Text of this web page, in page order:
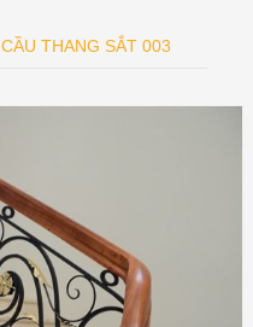
CẦU THANG SẮT 003